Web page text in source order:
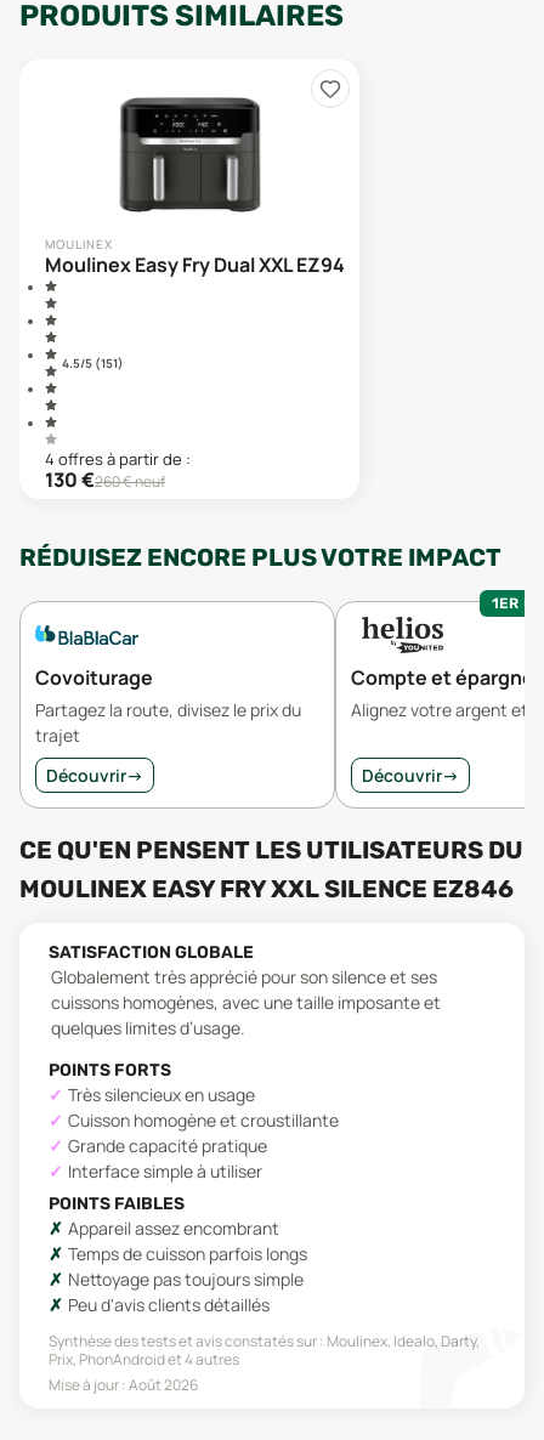
PRODUITS SIMILAIRES
MOULINEX
Moulinex Easy Fry Dual XXL EZ942
4.5/5 (151)
4 offresà partir de :
130€260€ neuf
RÉDUISEZ ENCORE PLUS VOTRE IMPACT
Covoiturage
Partagez la route, divisez le prix du
trajet
Découvrir→
1ER
Compte et épargne
Alignez votre argent et
Découvrir→
CE QU'EN PENSENT LES UTILISATEURS DU
MOULINEX EASY FRY XXL SILENCE EZ846
SATISFACTION GLOBALE
Globalement très apprécié pour son silence et ses
cuissons homogènes, avec une taille imposante et
quelques limites d’usage.
POINTS FORTS
Très silencieux en usage
Cuisson homogène et croustillante
Grande capacité pratique
Interface simple à utiliser
POINTS FAIBLES
Appareil assez encombrant
Temps de cuisson parfois longs
Nettoyage pas toujours simple
Peu d'avis clients détaillés
Synthèse des tests et avis constatés sur : Moulinex, Idealo, Darty,
Prix, PhonAndroidet 4 autres
Mise à jour :Août 2026